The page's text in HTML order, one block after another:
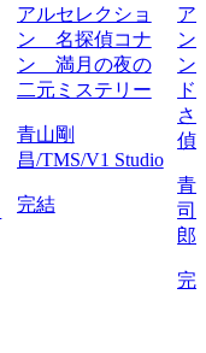
アルセレクショ
ン 名探偵コナ
ン 満月の夜の
二元ミステリー
青山剛
昌/TMS/V1 Studio
完結
ア
ン
ン
さ
偵
青
司/
郎/
完